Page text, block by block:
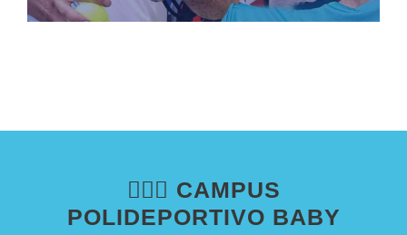
🤸🏼‍♂️ CAMPUS
POLIDEPORTIVO BABY